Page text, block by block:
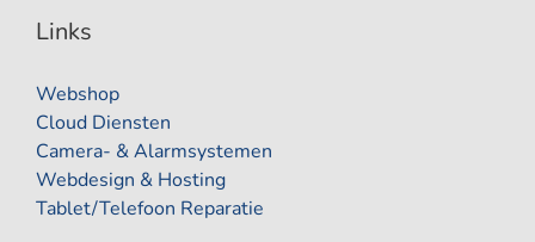
Links
Webshop
Cloud Diensten
Camera- & Alarmsystemen
Webdesign & Hosting
Tablet/Telefoon Reparatie